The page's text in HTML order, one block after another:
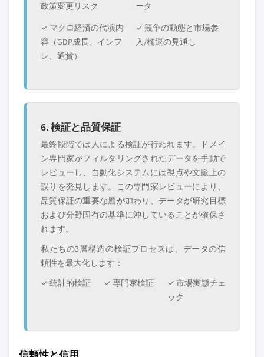
政策変更リスク
ータ
✓ マクロ経済の代演内
容（GDP成長、インフ
レ、通貨）
✓ 競争の動態と市場参
入/椭退の見通し
6. 検証と品質保証
最終段階では人による検証が行われます。ドメイ
ン専門家がフィルタリングされたデータを手動で
レビューし、自動化システムには視点や文脈上の
誤りを発見します。この専門家レビューにより、
品質保証の重要な層が加わり、データが研究目標
および分野固有の基準に沖していることが確保さ
れます。
私たちの3層構造の検証プロセスは、データの信
頼性を最大化します：
✓ 統計的検証
✓ 専門家検証
✓ 市場実態チェ
ック